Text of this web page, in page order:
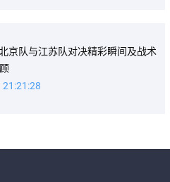
京队与江苏队对决精彩瞬间及战术